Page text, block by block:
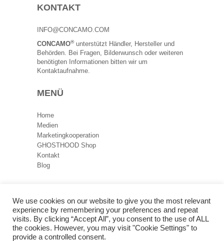
KONTAKT
INFO@CONCAMO.COM
CONCAMO®unterstützt Händler, Hersteller und
Behörden. Bei Fragen, Bilderwunsch oder weiteren
benötigten Informationen bitten wir um
Kontaktaufnahme.
MENÜ
Home
Medien
Marketingkooperation
GHOSTHOOD Shop
Kontakt
Blog
Datenschutz
Impressum
We use cookies on our website to give you the most relevant
experience by remembering your preferences and repeat
visits. By clicking “Accept All”, you consent to the use of ALL
the cookies. However, you may visit "Cookie Settings" to
provide a controlled consent.